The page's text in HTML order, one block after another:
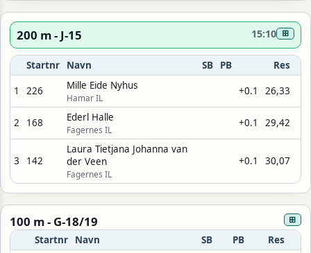
200 m - J-15 15:10 ⊞
Startnr Navn SB PB Res
1 226 Mille Eide Nyhus
Hamar IL
+0.1 26,33
2 168 Ederl Halle
Fagernes IL
+0.1 29,42
3 142
Laura Tietjana Johanna van
der Veen
Fagernes IL
+0.1 30,07
100 m - G-18/19 ⊞
Startnr Navn SB PB Res